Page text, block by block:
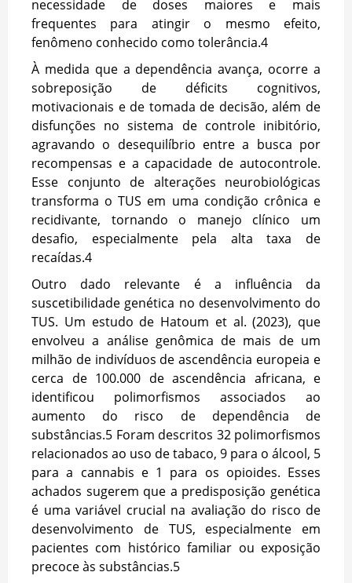
necessidade de doses maiores e mais
frequentes para atingir o mesmo efeito,
fenômeno conhecido como tolerância.4
À medida que a dependência avança, ocorre a
sobreposição de déficits cognitivos,
motivacionais e de tomada de decisão, além de
disfunções no sistema de controle inibitório,
agravando o desequilíbrio entre a busca por
recompensas e a capacidade de autocontrole.
Esse conjunto de alterações neurobiológicas
transforma o TUS em uma condição crônica e
recidivante, tornando o manejo clínico um
desafio, especialmente pela alta taxa de
recaídas.4
Outro dado relevante é a influência da
suscetibilidade genética no desenvolvimento do
TUS. Um estudo de Hatoum et al. (2023), que
envolveu a análise genômica de mais de um
milhão de indivíduos de ascendência europeia e
cerca de 100.000 de ascendência africana, e
identificou polimorfismos associados ao
aumento do risco de dependência de
substâncias.5 Foram descritos 32 polimorfismos
relacionados ao uso de tabaco, 9 para o álcool, 5
para a cannabis e 1 para os opioides. Esses
achados sugerem que a predisposição genética
é uma variável crucial na avaliação do risco de
desenvolvimento de TUS, especialmente em
pacientes com histórico familiar ou exposição
precoce às substâncias.5